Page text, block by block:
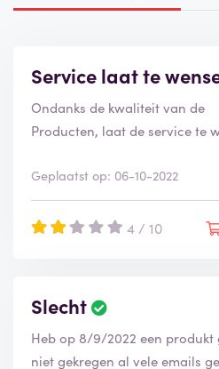
Service laat te
Ondanks de kwaliteit van de
Producten, laat de service te
Geplaatst op: 06-10-2022
4 / 10
Slecht
Heb op 8/9/2022 een
niet gekregen al vele emails